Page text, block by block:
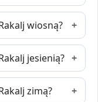
wiosną?
jesienią?
zimą?